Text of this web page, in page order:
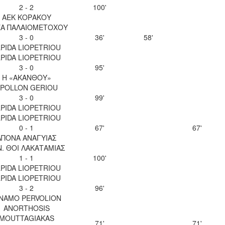
2 - 2
ΑΕΚ ΚΟΡΑΚΟΥ
100'
ΠΑΛΑΙΟΜΕΤΟΧΟΥ
3 - 0
LIOPETRIOU
36'
58'
LIOPETRIOU
3 - 0
Η «ΑΚΑΝΘΟΥ»
95'
GERIOU
3 - 0
LIOPETRIOU
99'
LIOPETRIOU
0 - 1
ΑΝΑΓΥΙΑΣ
67'
67'
ΘΟΙ ΛΑΚΑΤΑΜΙΑΣ
1 - 1
LIOPETRIOU
100'
LIOPETRIOU
3 - 2
PERVOLION
96'
ANORTHOSIS